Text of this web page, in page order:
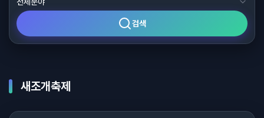
검색
새조개축제